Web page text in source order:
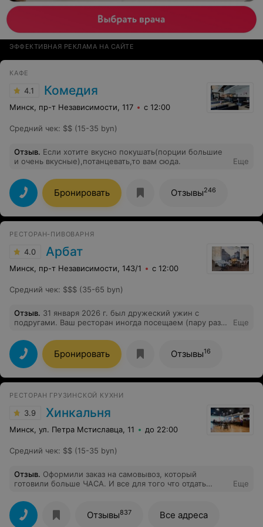
ЭФФЕКТИВНАЯ РЕКЛАМА НА САЙТЕ
КАФЕ
4.1 Комедия
Минск, пр-т Независимости, 117 с 12:00
Средний чек: $$ (15-35 byn)
Отзыв. Если хотите вкусно покушать(порции большие
и очень вкусные),потанцевать,то вам сюда.
Еще
Бронировать Отзывы246
РЕСТОРАН-ПИВОВАРНЯ
4.0 Арбат
Минск, пр-т Независимости, 143/1 с 12:00
Средний чек: $$$ (35-65 byn)
Отзыв. 31 января 2026 г. был дружеский ужин с
подругами. Ваш ресторан иногда посещаем (пару раз в
приготовлено с душой и качественно. Огромная
благодарность повару и девушке официантке,
извиняюсь имя не запомнила. Цена блюд наверное
соответствует качеству. Спасибо за хороший отдых, не
разочаровали.
Еще
Бронировать Отзывы16
РЕСТОРАН ГРУЗИНСКОЙ КУХНИ
3.9 Хинкальня
Минск, ул. Петра Мстиславца, 11 до 22:00
Средний чек: $$ (15-35 byn)
Отзыв. Оформили заказ на самовывоз, который
готовили больше ЧАСА. И все для того что отдать
Еще
Отзывы837 Все адреса